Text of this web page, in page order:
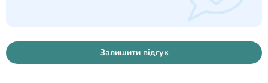
Залишити відгук